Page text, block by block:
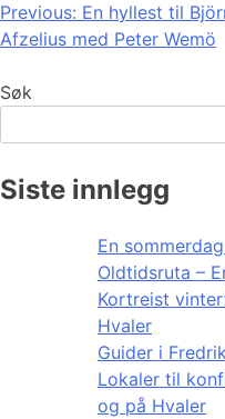
Previous: En hyllest til
Afzelius med Peter Wemö
Søk
Siste innlegg
En
Oldtidsruta –
Kortreist
Hvaler
Guider i
Lokaler til
og på Hvaler